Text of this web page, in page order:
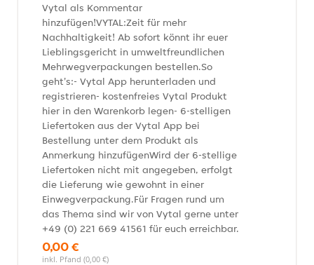
Vytal als Kommentar
hinzufügen!VYTAL:Zeit für mehr
Nachhaltigkeit! Ab sofort könnt ihr euer
Lieblingsgericht in umweltfreundlichen
Mehrwegverpackungen bestellen.So
geht's:- Vytal App herunterladen und
registrieren- kostenfreies Vytal Produkt
hier in den Warenkorb legen- 6-stelligen
Liefertoken aus der Vytal App bei
Bestellung unter dem Produkt als
Anmerkung hinzufügenWird der 6-stellige
Liefertoken nicht mit angegeben, erfolgt
die Lieferung wie gewohnt in einer
Einwegverpackung.Für Fragen rund um
das Thema sind wir von Vytal gerne unter
+49 (0) 221 669 41561 für euch erreichbar.
0,00 €
inkl. Pfand (0,00 €)